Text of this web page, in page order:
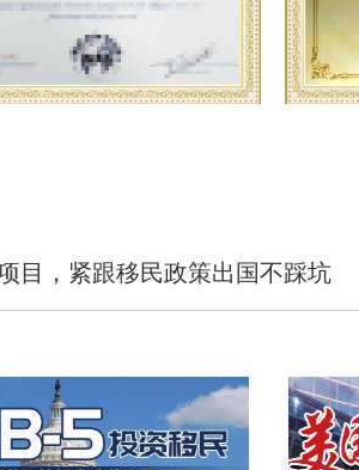
目，紧跟移民政策出国不踩坑